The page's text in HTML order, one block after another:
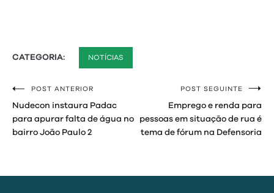
CATEGORIA: NOTÍCIAS
Navegação
de
Post
POST ANTERIOR
Nudecon instaura Padac
para apurar falta de água no
bairro João Paulo 2
POST SEGUINTE
Emprego e renda para
pessoas em situação de rua é
tema de fórum na Defensoria